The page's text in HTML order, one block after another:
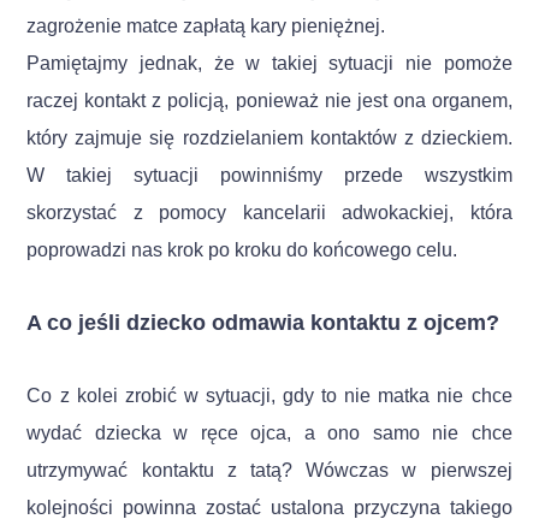
zagrożenie matce zapłatą kary pieniężnej.
Pamiętajmy jednak, że w takiej sytuacji nie pomoże
raczej kontakt z policją, ponieważ nie jest ona organem,
który zajmuje się rozdzielaniem kontaktów z dzieckiem.
W takiej sytuacji powinniśmy przede wszystkim
skorzystać z pomocy kancelarii adwokackiej, która
poprowadzi nas krok po kroku do końcowego celu.
A co jeśli dziecko odmawia kontaktu z ojcem?
Co z kolei zrobić w sytuacji, gdy to nie matka nie chce
wydać dziecka w ręce ojca, a ono samo nie chce
utrzymywać kontaktu z tatą? Wówczas w pierwszej
kolejności powinna zostać ustalona przyczyna takiego